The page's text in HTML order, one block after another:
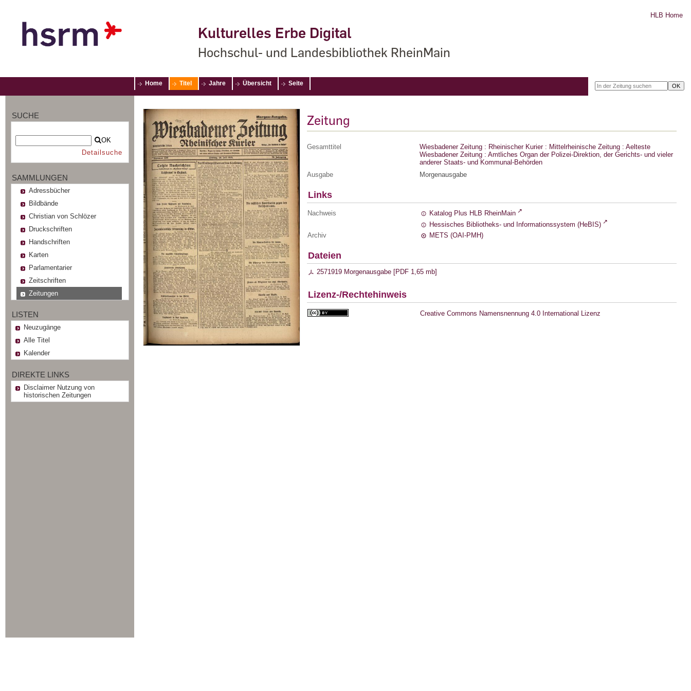
Kulturelles Erbe Digital
Hochschul- und Landesbibliothek RheinMain
HLB Home
Home Titel Jahre Übersicht Seite
SUCHE
OK
Detailsuche
SAMMLUNGEN
Adressbücher
Bildbände
Christian von Schlözer
Druckschriften
Handschriften
Karten
Parlamentarier
Zeitschriften
Zeitungen
LISTEN
Neuzugänge
Alle Titel
Kalender
DIREKTE LINKS
Disclaimer Nutzung von
historischen Zeitungen
Zeitung
Gesamttitel
Wiesbadener Zeitung : Rheinischer Kurier : Mittelrheinische Zeitung : Aelteste
Wiesbadener Zeitung : Amtliches Organ der Polizei-Direktion, der Gerichts- und vieler
anderer Staats- und Kommunal-Behörden
Ausgabe
Morgenausgabe
Links
Nachweis
Katalog Plus HLB RheinMain
Hessisches Bibliotheks- und Informationssystem (HeBIS)
Archiv
METS (OAI-PMH)
Dateien
2571919 Morgenausgabe [PDF 1,65 mb]
Lizenz-/Rechtehinweis
Creative Commons Namensnennung 4.0 International Lizenz